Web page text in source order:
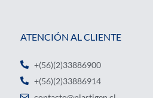
ATENCIÓN AL CLIENTE
+(56)(2)33886900
+(56)(2)33886914